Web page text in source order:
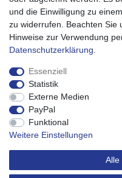
Datenschutzerklärung
AGB
Barrierefreiheitserklärung
Über uns
Karriere
und die Einwilligung zu
zu widerrufen. Beachten Sie
Hinweise zur Verwendung
Daten­schutz­erklärung
Essenziell
Statistik
Externe Medien
PayPal
Funktional
Weitere Einstellungen
Alle